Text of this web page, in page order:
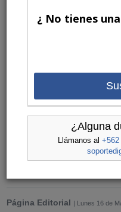
¿ No tienes
¿Alguna
Llámanos al +562
Mayo en la memoria
Página Editorial | Lunes 13 de
El congresal y la
Hay antecedentes sobre
Página Editorial | Lunes 16 de